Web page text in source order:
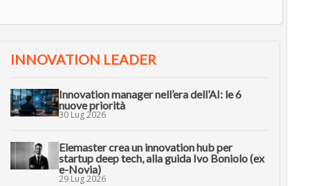
INNOVATION LEADER
Innovation manager nell’era dell’AI: le 6
nuove priorità
30 Lug 2026
Elemaster crea un innovation hub per
startup deep tech, alla guida Ivo Boniolo (ex
e-Novia)
29 Lug 2026